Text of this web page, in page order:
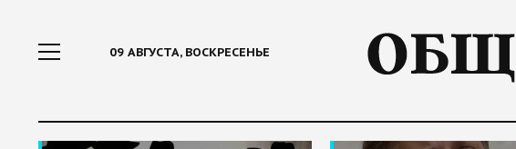
09 АВГУСТА, ВОСКРЕСЕНЬЕ